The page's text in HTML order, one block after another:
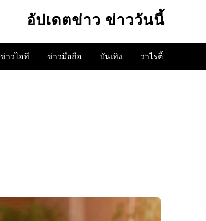
อัปเดตข่าว ข่าววันนี้
ข่าวไอที ข่าวมือถือ บันเทิง วาไรตี้